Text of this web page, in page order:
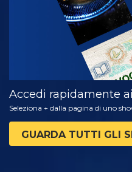
Accedi rapidamente
Seleziona + dalla pagina di uno
GUARDA TUTTI GLI